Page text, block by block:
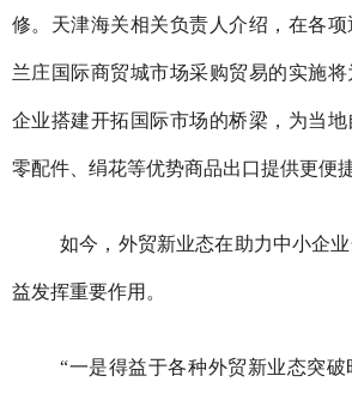
修。天津海关相关负责人介绍，在各
兰庄国际商贸城市场采购贸易的实施
企业搭建开拓国际市场的桥梁，为当
零配件、绢花等优势商品出口提供更便
如今，外贸新业态在助力中小企
益发挥重要作用。
“一是得益于各种外贸新业态突